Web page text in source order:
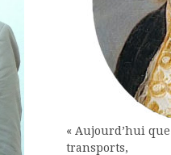
« Aujourd’hui
transports,